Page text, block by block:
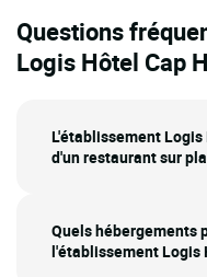
Questions
Logis Hôtel Cap
L'établissement
d'un restaurant sur
Quels hébergements
l'établissement Logis